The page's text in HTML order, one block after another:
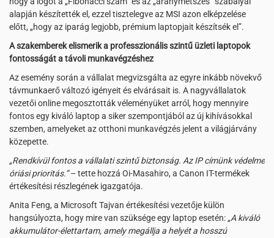
alapján készítették el, ezzel tisztelegve az MSI azon elképzelése
előtt, „hogy az iparág legjobb, prémium laptopjait készítsék el”.
A szakemberek elismerik a professzionális szintű üzleti laptopok
fontosságát a távoli munkavégzéshez
Az esemény során a vállalat megvizsgálta az egyre inkább növekvő
távmunkaerő változó igényeit és elvárásait is. A nagyvállalatok
vezetői online megosztották véleményüket arról, hogy mennyire
fontos egy kiváló laptop a siker szempontjából az új kihívásokkal
szemben, amelyeket az otthoni munkavégzés jelent a világjárvány
közepette.
„Rendkívül fontos a vállalati szintű biztonság. Az IP címünk védelme
óriási prioritás.”– tette hozzá Oi-Masahiro, a Canon IT-termékek
értékesítési részlegének igazgatója.
Anita Feng, a Microsoft Tajvan értékesítési vezetője külön
hangsúlyozta, hogy mire van szüksége egy laptop esetén: „A kiváló
akkumulátor-élettartam, amely megállja a helyét a hosszú